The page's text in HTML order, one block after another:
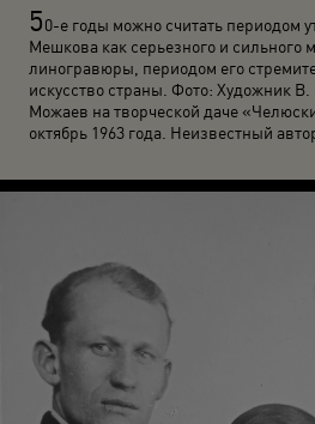
50-е годы можно считать периодом
Мешкова как серьезного и сильного
линогравюры, периодом его
искусство страны. Фото: Художник
Можаев на творческой даче
октябрь 1963 года. Неизвестный